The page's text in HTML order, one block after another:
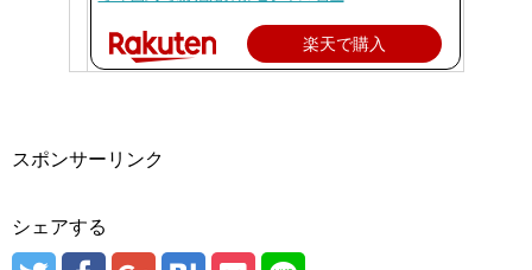
楽天で購入
スポンサーリンク
シェアする